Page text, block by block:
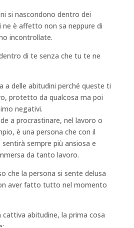
si nascondono dentro dei
è affetto non sa neppure di
incontrollate.
di te senza che tu te ne
a delle abitudini perché queste ti
protetto da qualcosa ma poi
negativi.
a procrastinare, nel lavoro o
è una persona che con il
sempre più ansiosa e
da tanto lavoro.
che la persona si sente delusa
aver fatto tutto nel momento
cattiva abitudine, la prima cosa